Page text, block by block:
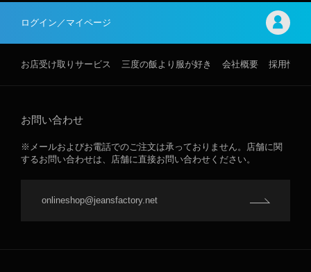
ログイン／マイページ
お店受け取りサービス 三度の飯より服が好き 会社概要 採用情報
お問い合わせ
※メールおよびお電話でのご注文は承っておりません。店舗に関
するお問い合わせは、店舗に直接お問い合わせください。
onlineshop@jeansfactory.net